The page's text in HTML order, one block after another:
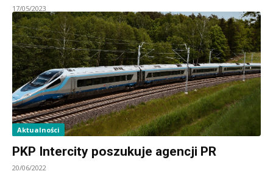
17/05/2023
Aktualności
PKP Intercity poszukuje agencji PR
20/06/2022